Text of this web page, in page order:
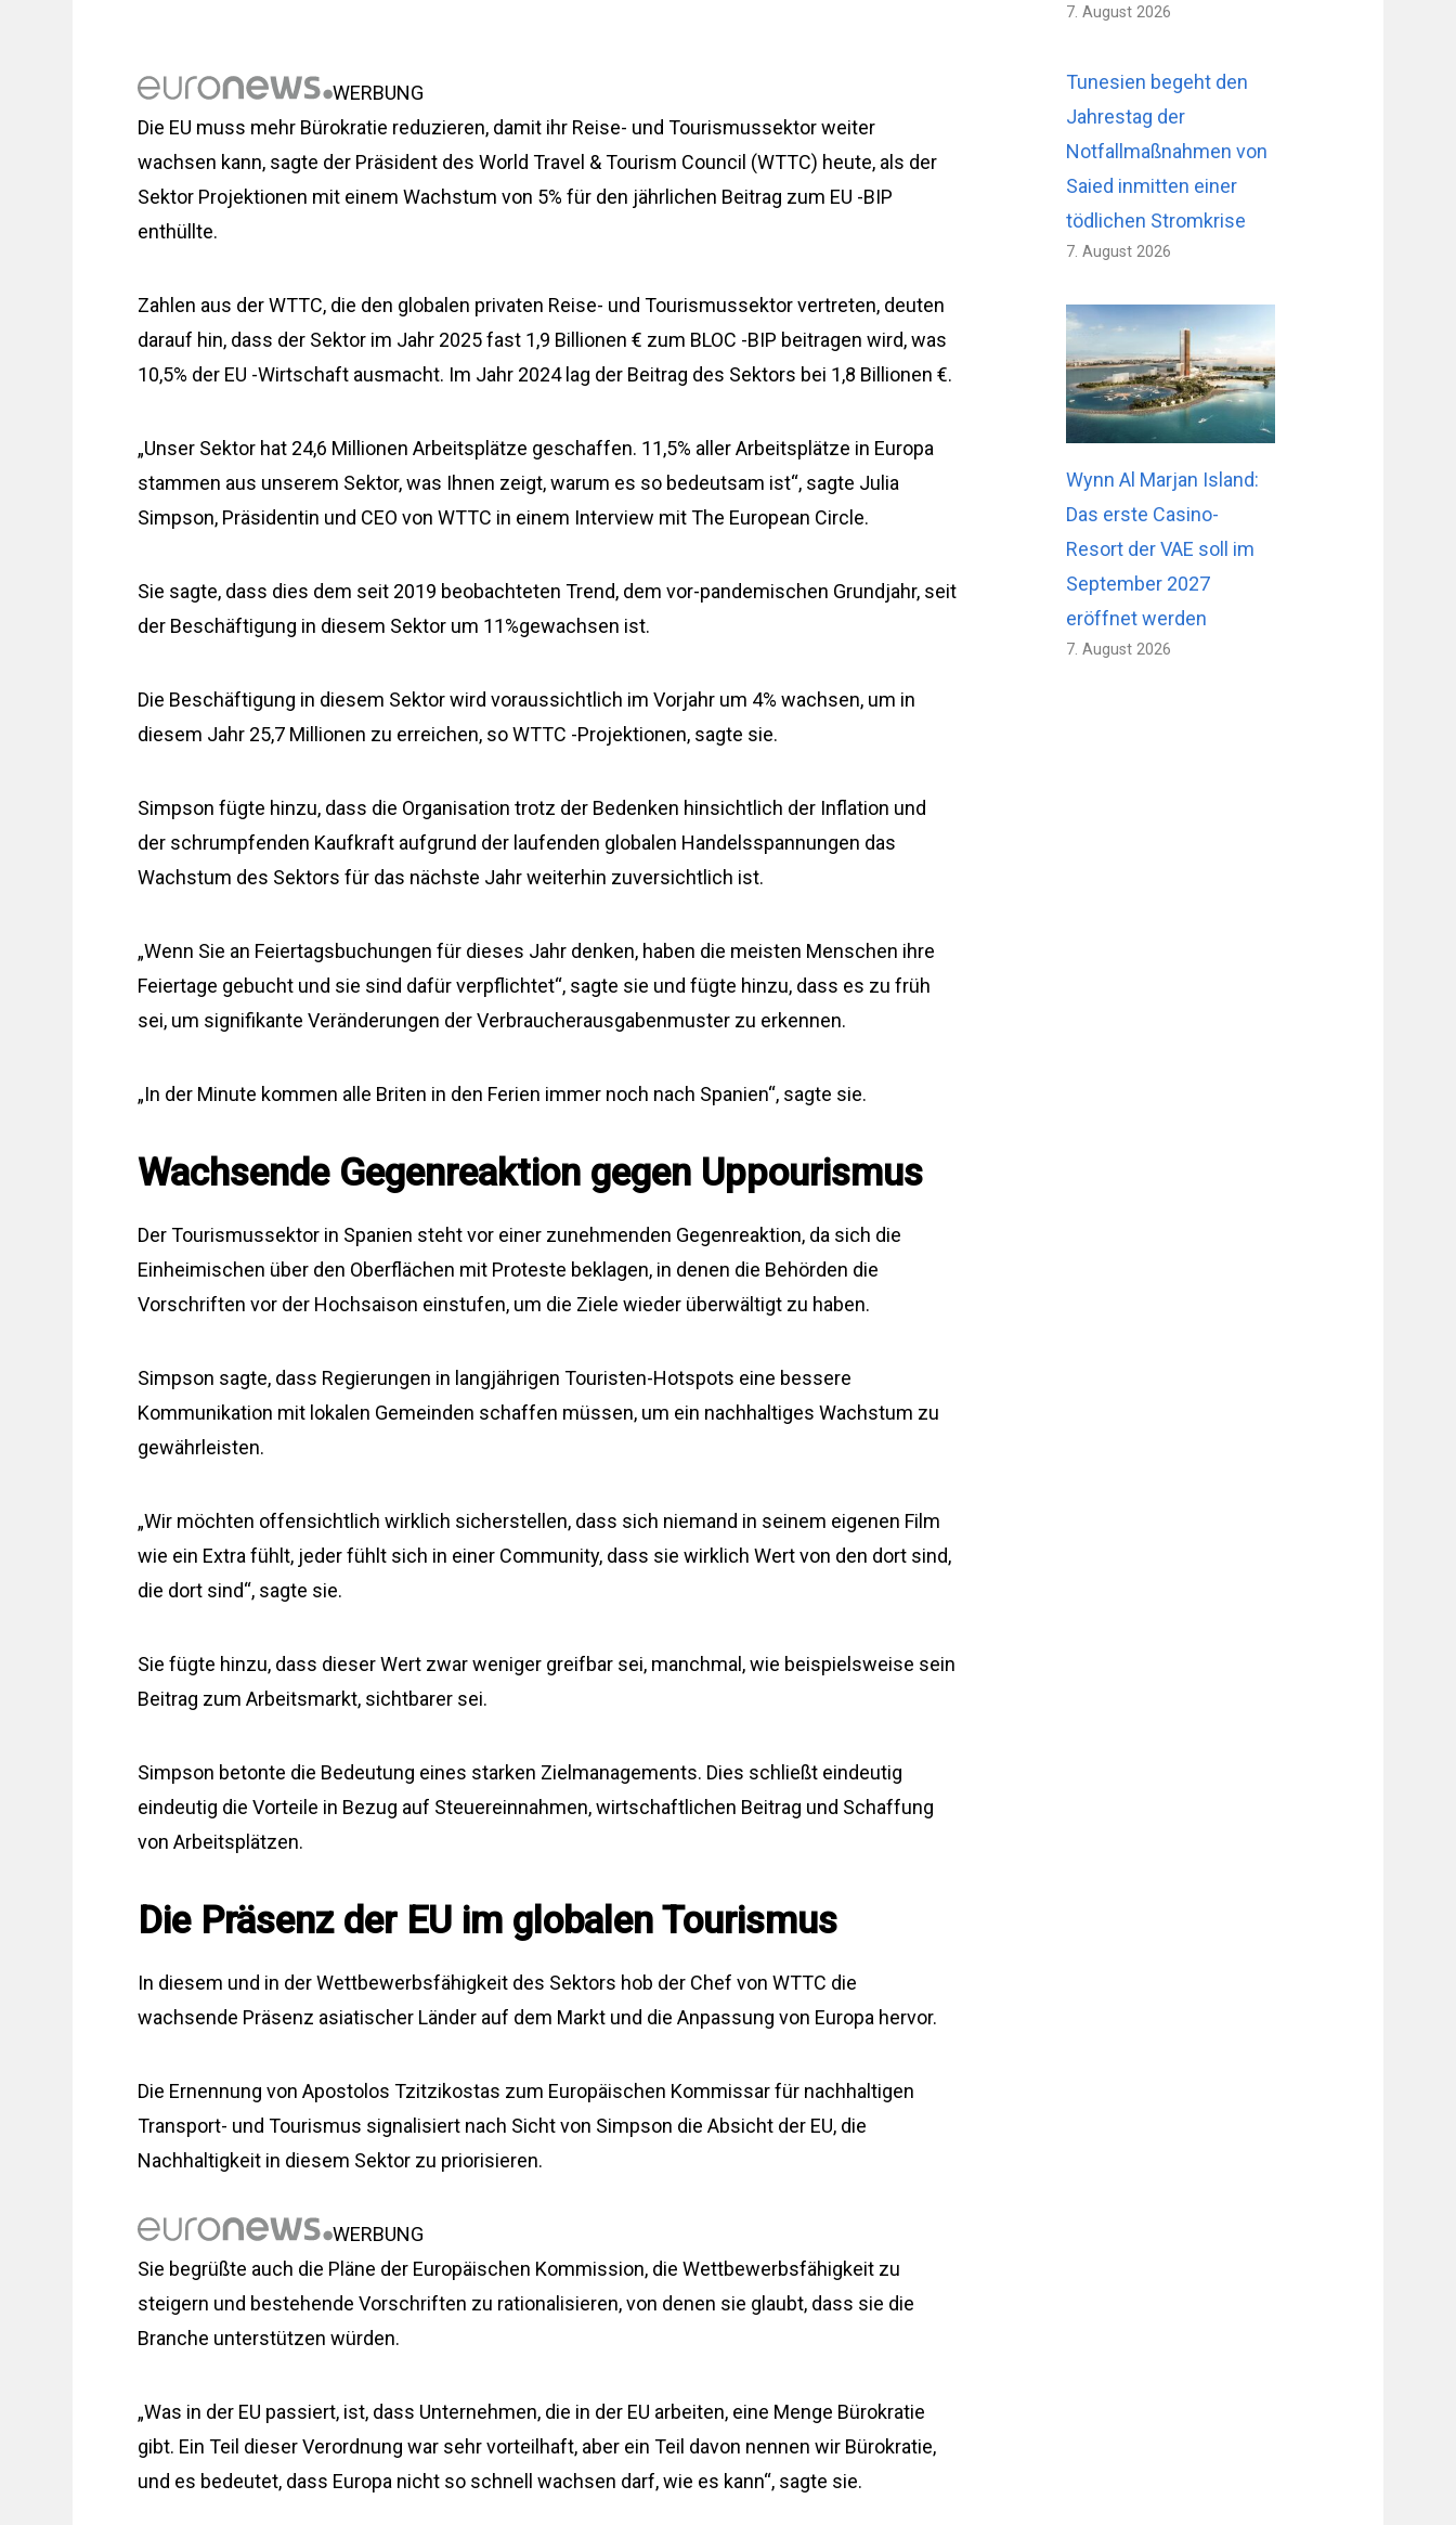
WERBUNG
Die EU muss mehr Bürokratie reduzieren, damit ihr Reise- und Tourismussektor weiter
wachsen kann, sagte der Präsident des World Travel & Tourism Council (WTTC) heute, als der
Sektor Projektionen mit einem Wachstum von 5% für den jährlichen Beitrag zum EU -BIP
enthüllte.
Zahlen aus der WTTC, die den globalen privaten Reise- und Tourismussektor vertreten, deuten
darauf hin, dass der Sektor im Jahr 2025 fast 1,9 Billionen € zum BLOC -BIP beitragen wird, was
10,5% der EU -Wirtschaft ausmacht. Im Jahr 2024 lag der Beitrag des Sektors bei 1,8 Billionen €.
„Unser Sektor hat 24,6 Millionen Arbeitsplätze geschaffen. 11,5% aller Arbeitsplätze in Europa
stammen aus unserem Sektor, was Ihnen zeigt, warum es so bedeutsam ist“, sagte Julia
Simpson, Präsidentin und CEO von WTTC in einem Interview mit The European Circle.
Sie sagte, dass dies dem seit 2019 beobachteten Trend, dem vor-pandemischen Grundjahr, seit
der Beschäftigung in diesem Sektor um 11%gewachsen ist.
Die Beschäftigung in diesem Sektor wird voraussichtlich im Vorjahr um 4% wachsen, um in
diesem Jahr 25,7 Millionen zu erreichen, so WTTC -Projektionen, sagte sie.
Simpson fügte hinzu, dass die Organisation trotz der Bedenken hinsichtlich der Inflation und
der schrumpfenden Kaufkraft aufgrund der laufenden globalen Handelsspannungen das
Wachstum des Sektors für das nächste Jahr weiterhin zuversichtlich ist.
„Wenn Sie an Feiertagsbuchungen für dieses Jahr denken, haben die meisten Menschen ihre
Feiertage gebucht und sie sind dafür verpflichtet“, sagte sie und fügte hinzu, dass es zu früh
sei, um signifikante Veränderungen der Verbraucherausgabenmuster zu erkennen.
„In der Minute kommen alle Briten in den Ferien immer noch nach Spanien“, sagte sie.
Wachsende Gegenreaktion gegen Uppourismus
Der Tourismussektor in Spanien steht vor einer zunehmenden Gegenreaktion, da sich die
Einheimischen über den Oberflächen mit Proteste beklagen, in denen die Behörden die
Vorschriften vor der Hochsaison einstufen, um die Ziele wieder überwältigt zu haben.
Simpson sagte, dass Regierungen in langjährigen Touristen-Hotspots eine bessere
Kommunikation mit lokalen Gemeinden schaffen müssen, um ein nachhaltiges Wachstum zu
gewährleisten.
„Wir möchten offensichtlich wirklich sicherstellen, dass sich niemand in seinem eigenen Film
wie ein Extra fühlt, jeder fühlt sich in einer Community, dass sie wirklich Wert von den dort sind,
die dort sind“, sagte sie.
Sie fügte hinzu, dass dieser Wert zwar weniger greifbar sei, manchmal, wie beispielsweise sein
Beitrag zum Arbeitsmarkt, sichtbarer sei.
Simpson betonte die Bedeutung eines starken Zielmanagements. Dies schließt eindeutig
eindeutig die Vorteile in Bezug auf Steuereinnahmen, wirtschaftlichen Beitrag und Schaffung
von Arbeitsplätzen.
Die Präsenz der EU im globalen Tourismus
In diesem und in der Wettbewerbsfähigkeit des Sektors hob der Chef von WTTC die
wachsende Präsenz asiatischer Länder auf dem Markt und die Anpassung von Europa hervor.
Die Ernennung von Apostolos Tzitzikostas zum Europäischen Kommissar für nachhaltigen
Transport- und Tourismus signalisiert nach Sicht von Simpson die Absicht der EU, die
Nachhaltigkeit in diesem Sektor zu priorisieren.
WERBUNG
Sie begrüßte auch die Pläne der Europäischen Kommission, die Wettbewerbsfähigkeit zu
steigern und bestehende Vorschriften zu rationalisieren, von denen sie glaubt, dass sie die
Branche unterstützen würden.
„Was in der EU passiert, ist, dass Unternehmen, die in der EU arbeiten, eine Menge Bürokratie
gibt. Ein Teil dieser Verordnung war sehr vorteilhaft, aber ein Teil davon nennen wir Bürokratie,
und es bedeutet, dass Europa nicht so schnell wachsen darf, wie es kann“, sagte sie.
7. August 2026
Tunesien begeht den
Jahrestag der
Notfallmaßnahmen von
Saied inmitten einer
tödlichen Stromkrise
7. August 2026
Wynn Al Marjan Island:
Das erste Casino-
Resort der VAE soll im
September 2027
eröffnet werden
7. August 2026